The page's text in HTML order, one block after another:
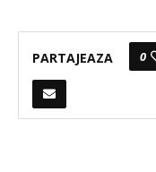
PARTAJEAZA 0